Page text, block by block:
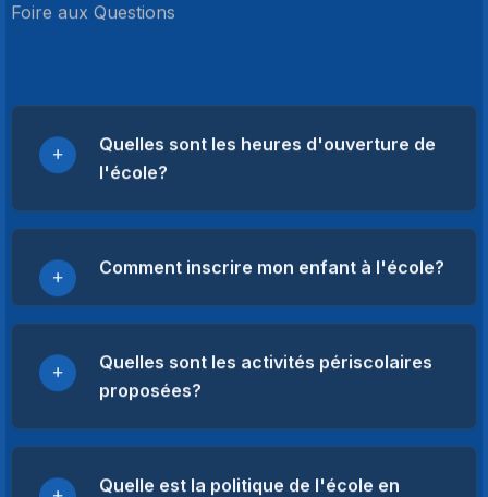
Foire aux Questions
Quelles sont les heures d'ouverture de
l'école?
Comment inscrire mon enfant à l'école?
Quelles sont les activités périscolaires
proposées?
Quelle est la politique de l'école en